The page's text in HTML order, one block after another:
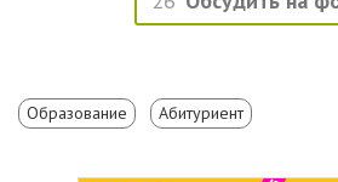
Образование Абитуриент